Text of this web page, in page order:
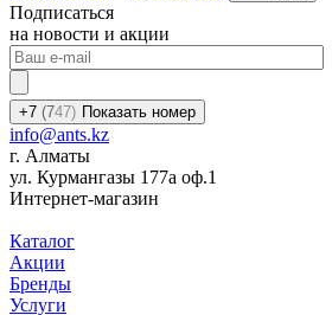
Подписаться
на новости и акции
+7 (747) Показать номер
info@ants.kz
г. Алматы
ул. Курмангазы 177а оф.1
Интернет-магазин
Каталог
Акции
Бренды
Услуги